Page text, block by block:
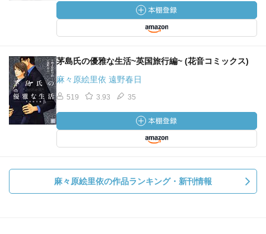
茅島氏の優雅な生活~英国旅行編~ (花音コミックス)
麻々原絵里依 遠野春日
519 3.93 35
麻々原絵里依の作品ランキング・新刊情報